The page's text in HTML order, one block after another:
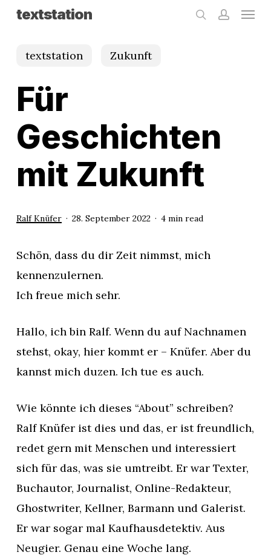
Skiptextstation Menu
textstation Zukunft
Für
Geschichten
mit Zukunft
Ralf Knüfer 28. September 2022 4 min read
Schön, dass du dir Zeit nimmst, mich
kennenzulernen.
Ich freue mich sehr.
Hallo, ich bin Ralf. Wenn du auf Nachnamen
stehst, okay, hier kommt er – Knüfer. Aber du
kannst mich duzen. Ich tue es auch.
Wie könnte ich dieses “About” schreiben?
Ralf Knüfer ist dies und das, er ist freundlich,
redet gern mit Menschen und interessiert
sich für das, was sie umtreibt. Er war Texter,
Buchautor, Journalist, Online-Redakteur,
Ghostwriter, Kellner, Barmann und Galerist.
Er war sogar mal Kaufhausdetektiv. Aus
Neugier. Genau eine Woche lang.